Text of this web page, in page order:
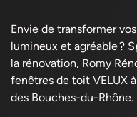
Envie de transformer
lumineux et agréable ?
la rénovation, Romy
fenêtres de toit VELUX
des Bouches-du-Rhône.